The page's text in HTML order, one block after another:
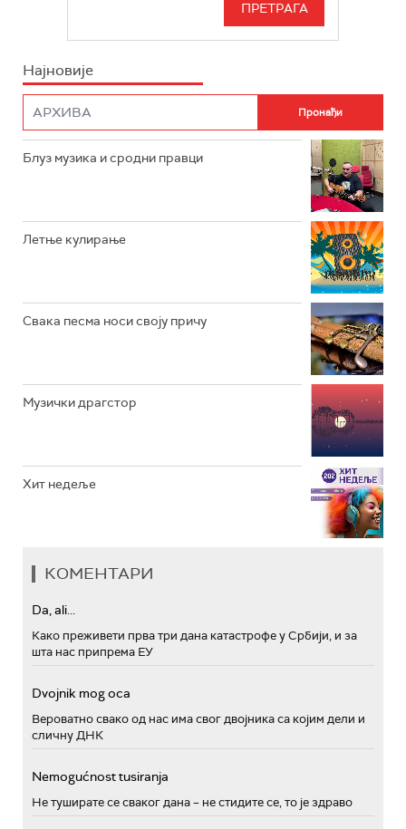
РАДИО РОКЕНРОЛЕР
ИНФО
Најновије
Блуз музика и сродни правци
Летње кулирање
Свака песма носи своју причу
Музички драгстор
Хит недеље
КОМЕНТАРИ
Da, ali...
Како преживети прва три дана катастрофе у Србији, и за
шта нас припрема ЕУ
Dvojnik mog oca
Вероватно свако од нас има свог двојника са којим дели и
сличну ДНК
Nemogućnost tusiranja
Не туширате се сваког дана – не стидите се, то је здраво